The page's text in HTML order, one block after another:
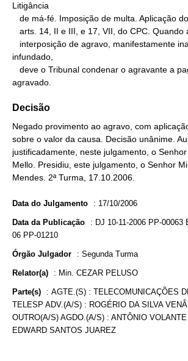
Litigância
infundado,
agravado.
Decisão
Negado provimento ao agravo, com
sobre o valor da causa. Decisão unânime.
justificadamente, neste julgamento, o
Mello. Presidiu, este julgamento, o Senhor
Mendes. 2ª Turma, 17.10.2006.
Data do Julgamento : 17/10/2006
Data da Publicação : DJ 10-11-2006 PP-00063
06 PP-01210
Órgão Julgador : Segunda Turma
Relator(a) : Min. CEZAR PELUSO
Parte(s) : AGTE.(S) : TELECOMUNICAÇÕES
TELESP ADV.(A/S) : ROGÉRIO DA SILVA
OUTRO(A/S) AGDO.(A/S) : ANTÔNIO
EDWARD SANTOS JUAREZ